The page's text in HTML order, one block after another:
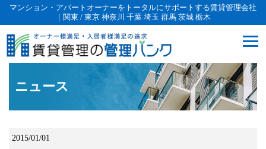
マンション・アパートオーナーをトータルにサポートする賃貸管理会社
｜関東 / 東京 神奈川 千葉 埼玉 群馬 茨城 栃木
ニュース
2015/01/01